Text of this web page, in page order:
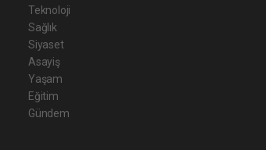
Teknoloji
Sağlık
Siyaset
Asayiş
Yaşam
Eğitim
Gündem